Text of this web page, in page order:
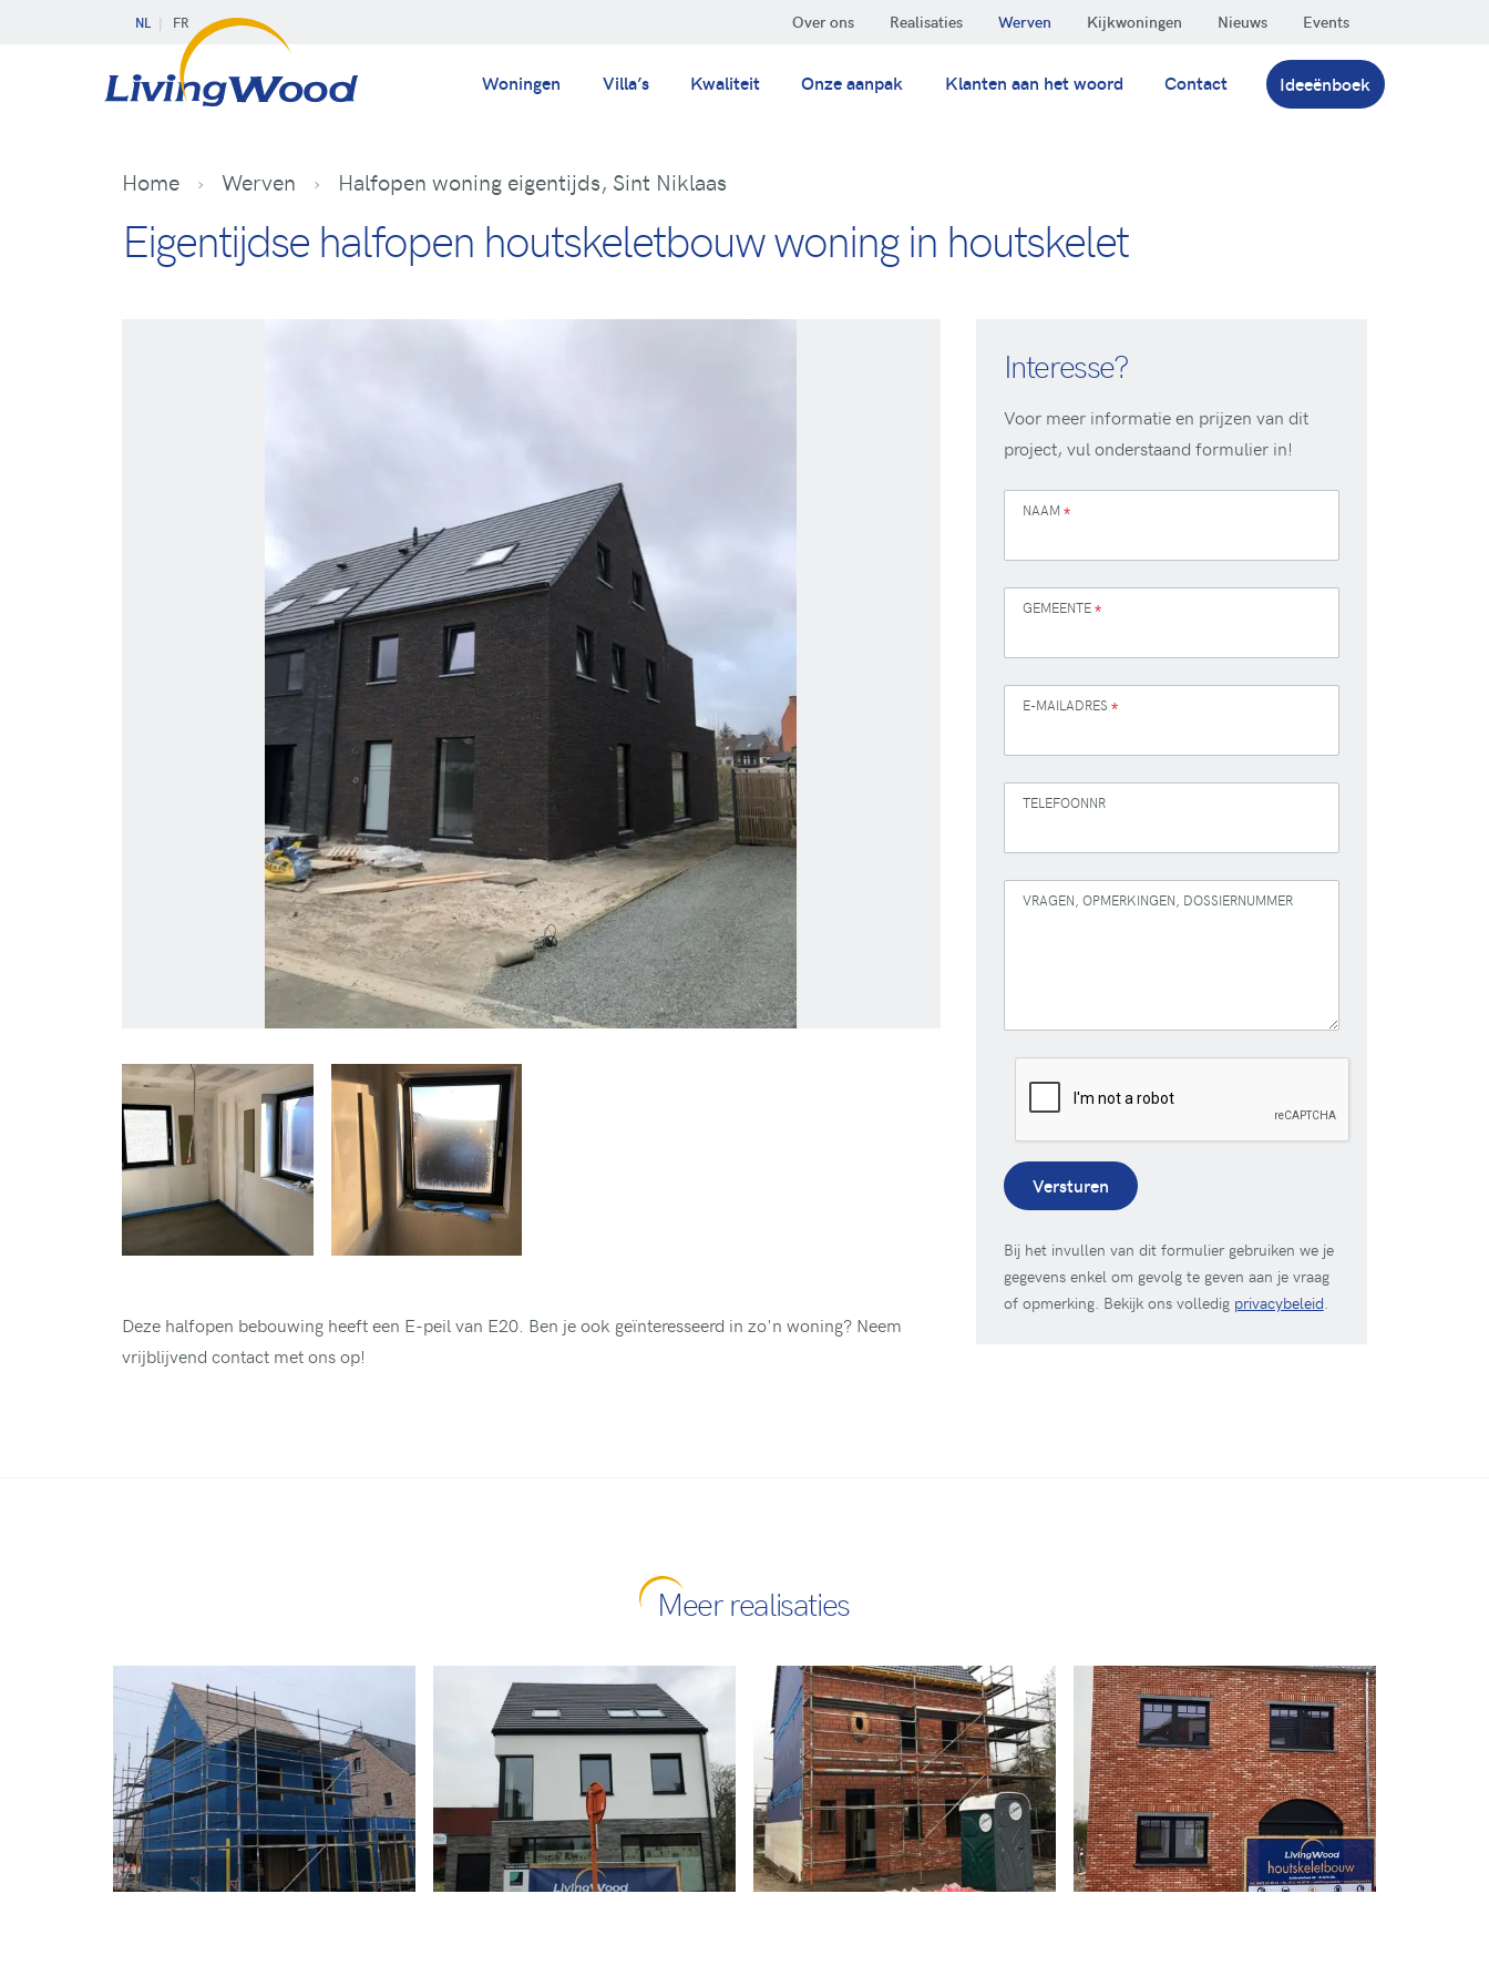
NL FR Over ons Realisaties Werven Kijkwoningen Nieuws Events
Woningen Villa’s Kwaliteit Onze aanpak Klanten aan het woord Contact Ideeënboek
Home Werven Halfopen woning eigentijds, Sint Niklaas
Eigentijdse halfopen houtskeletbouw woning in houtskelet
Deze halfopen bebouwing heeft een E-peil van E20. Ben je ook geïnteresseerd in zo'n woning? Neem
vrijblijvend contact met ons op!
Interesse?
Voor meer informatie en prijzen van dit
project, vul onderstaand formulier in!
NAAM *
GEMEENTE*
E-MAILADRES *
TELEFOONNR
VRAGEN, OPMERKINGEN, DOSSIERNUMMER
Versturen
Bij het invullen van dit formulier gebruiken we je
gegevens enkel om gevolg te geven aan je vraag
of opmerking. Bekijk ons volledig privacybeleid.
Meer realisaties